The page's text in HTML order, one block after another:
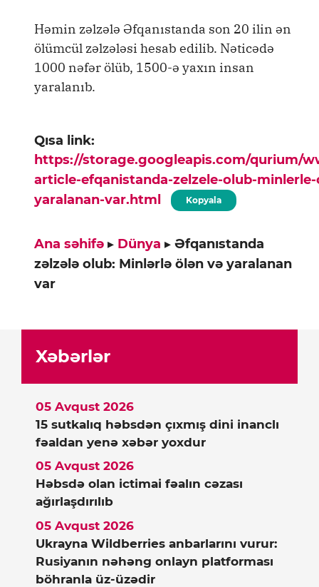
Həmin zəlzələ Əfqanıstanda son 20 ilin ən
ölümcül zəlzələsi hesab edilib. Nəticədə
1000 nəfər ölüb, 1500-ə yaxın insan
yaralanıb.
Qısa link:
https://storage.googleapis.com/qurium/
article-efqanistanda-zelzele-olub-
yaralanan-var.html
Kopyala
Ana səhifə ▸ Dünya ▸ Əfqanıstanda
zəlzələ olub: Minlərlə ölən və yaralanan
var
Xəbərlər
15 sutkalıq həbsdən çıxmış dini inanclı
fəaldan yenə xəbər yoxdur
05 Avqust 2026
Həbsdə olan ictimai fəalın cəzası
ağırlaşdırılıb
05 Avqust 2026
Ukrayna Wildberries anbarlarını vurur:
Rusiyanın nəhəng onlayn platforması
böhranla üz-üzədir
05 Avqust 2026